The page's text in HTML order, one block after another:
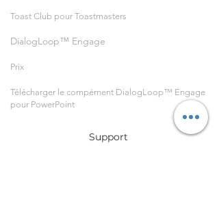
Toast Club pour Toastmasters
DialogLoop™ Engage
Prix
Télécharger le compément DialogLoop™ Engage
pour PowerPoint
Support